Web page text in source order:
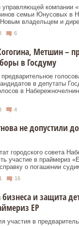
управляющей компании
семьи Юнусовых в
Новым владельцем и
6
Метшин –
в Госдуму
в депутаты
в
4
не допустили
городского совета
участие в праймериз
о погашении
16
и защита
ЕР
участия в